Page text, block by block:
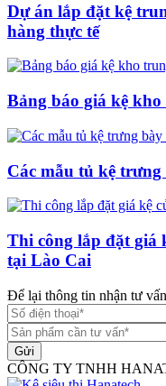
Dự án lắp đặt kệ
hàng thực tế
Bảng báo giá kệ
Các mẫu tủ kệ
Thi công lắp đặt giá
tại Lào Cai
Để lại thông tin nhận tư vấn
Gửi
CÔNG TY TNHH